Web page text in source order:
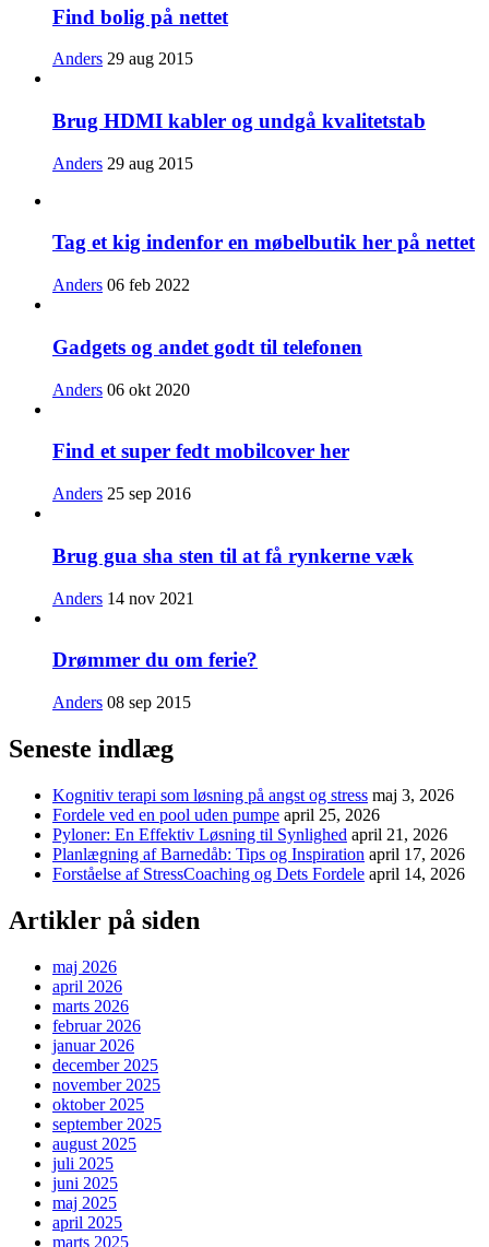
Find bolig på nettet
Anders 29 aug 2015
Brug HDMI kabler og undgå kvalitetstab
Anders 29 aug 2015
Tag et kig indenfor en møbelbutik her på nettet
Anders 06 feb 2022
Gadgets og andet godt til telefonen
Anders 06 okt 2020
Find et super fedt mobilcover her
Anders 25 sep 2016
Brug gua sha sten til at få rynkerne væk
Anders 14 nov 2021
Drømmer du om ferie?
Anders 08 sep 2015
Seneste indlæg
Kognitiv terapi som løsning på angst og stress maj 3, 2026
Fordele ved en pool uden pumpe april 25, 2026
Pyloner: En Effektiv Løsning til Synlighed april 21, 2026
Planlægning af Barnedåb: Tips og Inspiration april 17, 2026
Forståelse af StressCoaching og Dets Fordele april 14, 2026
Artikler på siden
maj 2026
april 2026
marts 2026
februar 2026
januar 2026
december 2025
november 2025
oktober 2025
september 2025
august 2025
juli 2025
juni 2025
maj 2025
april 2025
marts 2025